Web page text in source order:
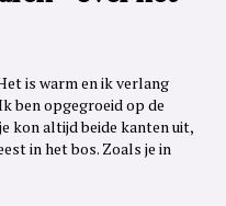
is warm en ik verlang
ben opgegroeid op de
kon altijd beide kanten uit,
in het bos. Zoals je in